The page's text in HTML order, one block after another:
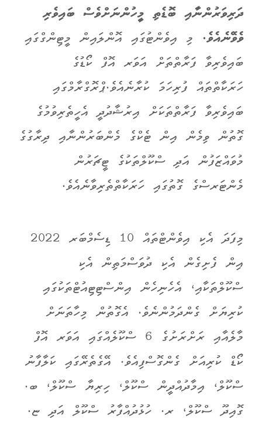
ދަރިވަރުންނާއި ބޮޑެތި މީހުންނަށްވެސް ބައިވެރި
ވެވޭނެއެވެ. މި އިވެންޓުގައި އޮންލައިން މީޓިންގްގައި
ބައިވެރިވާ ފަރާތްތަށް އަވަރ އޮފް ކޯޑުގެ
ހަރަކާތްތައް ފުރިހަމަ ކުރާނެއެވެ.ޕްރޮގްރާމްގައި
ބައިވެރިވާ ފަރާތްތަކަށް އިރުޝާދުދީ އެހީތެރިވުމުގެ
ގޮތުން ވިމެން އިން ޓެކްގެ މެންބަރުންނާއި ދިރާގުގެ
މުވައްޒަފުން އަދިސްކޫލްތަކުގެ ޓީޗަރުން
މެންޓަރސްގެ ގޮތުގައި ހަރަކާތްތެރިވާނެއެވެ.
މިފަދަ އެކި އިވެންޓްތައް 10 ޑިސެމްބަރ 2022
އިން ފެށިގެން އެކި ދުވަސްމަތިން އެކި
ސްކޫލްތަކާއި، އެހެނިހެން އިންސްޓިޓިއުޓްތަކުގައި
ކުރިޔަށް ގެންދަމުންނެވެ. އެގޮތުން މިހާތަނަށް
މާލެއާއި ރަށްރަށުގެ 6 ސްކޫލެއްގައި އަވަރ އޮފް
ކޯޑް ކުރިއަށް ގެންގޮސްފިއެވެ. އޭގެތެރޭގައި ކަލާފާނު
ސްކޫލް، އިމާދުއްދީން ސްކޫލް، ހިރިޔާ ސްކޫލް، ބ.
ގޮއިދޫ ސްކޫލް، ރ. ހުޅުދުއްފާރު ސްކޫލް އަދި ޏ.